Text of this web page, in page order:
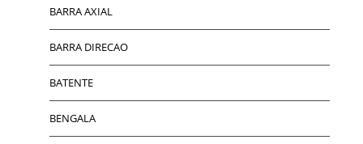
BARRA AXIAL
BARRA DIRECAO
BATENTE
BENGALA